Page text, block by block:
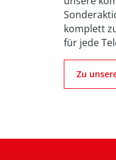
komplett
für jede
Zu